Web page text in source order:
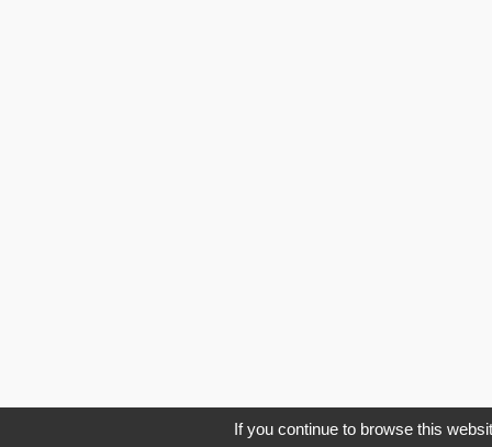
If you continue to browse this